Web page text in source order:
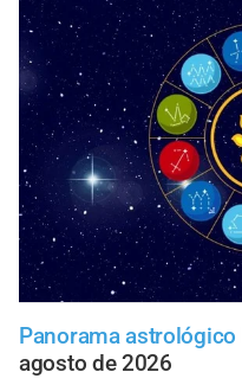
Panorama astrológico
agosto de 2026